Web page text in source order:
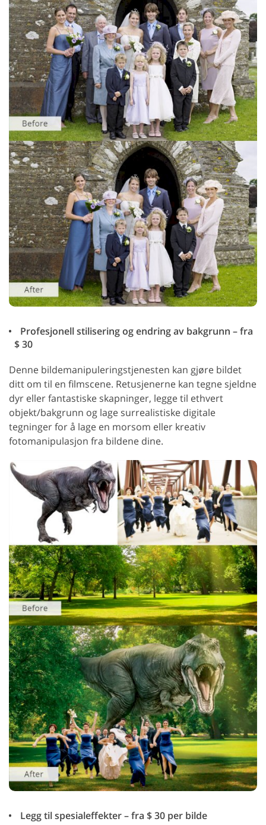
Profesjonell stilisering og endring av bakgrunn – fra
$ 30
Denne bildemanipuleringstjenesten kan gjøre bildet
ditt om til en filmscene. Retusjenerne kan tegne sjeldne
dyr eller fantastiske skapninger, legge til ethvert
objekt/bakgrunn og lage surrealistiske digitale
tegninger for å lage en morsom eller kreativ
fotomanipulasjon fra bildene dine.
Legg til spesialeffekter – fra $ 30 per bilde